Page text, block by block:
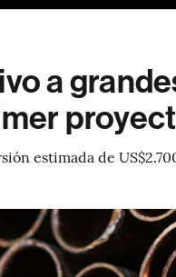
a
estimada de